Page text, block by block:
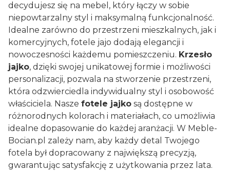
decydujesz się na mebel, który łączy w sobie
niepowtarzalny styl i maksymalną funkcjonalność.
Idealne zarówno do przestrzeni mieszkalnych, jak i
komercyjnych, fotele jajo dodają elegancji i
nowoczesności każdemu pomieszczeniu. Krzesło
jajko, dzięki swojej unikatowej formie i możliwości
personalizacji, pozwala na stworzenie przestrzeni,
która odzwierciedla indywidualny styl i osobowość
właściciela. Nasze fotele jajko są dostępne w
różnorodnych kolorach i materiałach, co umożliwia
idealne dopasowanie do każdej aranżacji. W Meble-
Bocian.pl zależy nam, aby każdy detal Twojego
fotela był dopracowany z największą precyzją,
gwarantując satysfakcję z użytkowania przez lata.